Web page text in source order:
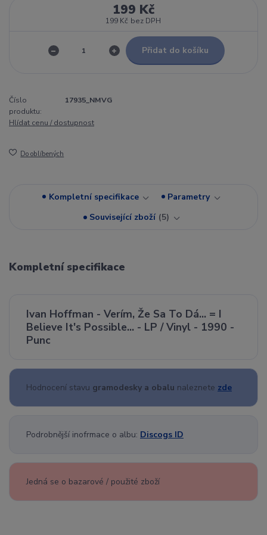
199 Kč
199 Kč bez DPH
Přidat do košíku
Číslo
produktu:
17935_NMVG
Hlídat cenu / dostupnost
Do oblíbených
Kompletní specifikace
Parametry
Související zboží 5
Kompletní specifikace
Ivan Hoffman - Verím, Že Sa To Dá... = I
Believe It's Possible... - LP / Vinyl - 1990 -
Punc
Hodnocení stavu gramodesky a obalu naleznete zde
Podrobnější inofrmace o albu: Discogs ID
Jedná se o bazarové / použité zboží